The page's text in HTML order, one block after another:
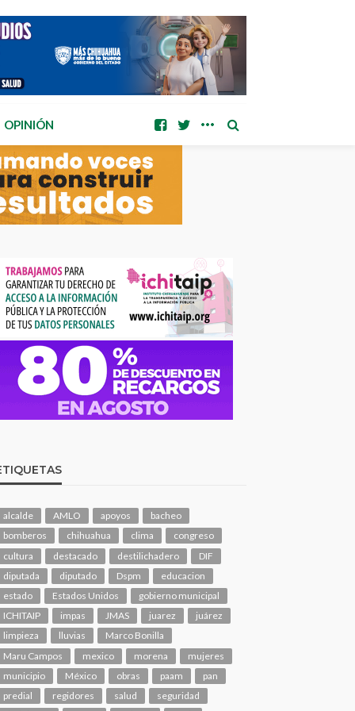
OPINIÓN
alcalde AMLO apoyos
bacheo
bomberos
chihuahua clima
congreso
cultura
destacado destilichadero
DIF
diputada
diputado Dspm
educacion
estado
Estados Unidos
gobierno municipal
ICHITAIP
impas JMAS juarez
juárez
limpieza
lluvias
Marco Bonilla
Maru Campos
mexico morena
mujeres
municipio
México obras paam
pan
predial
regidores salud
seguridad